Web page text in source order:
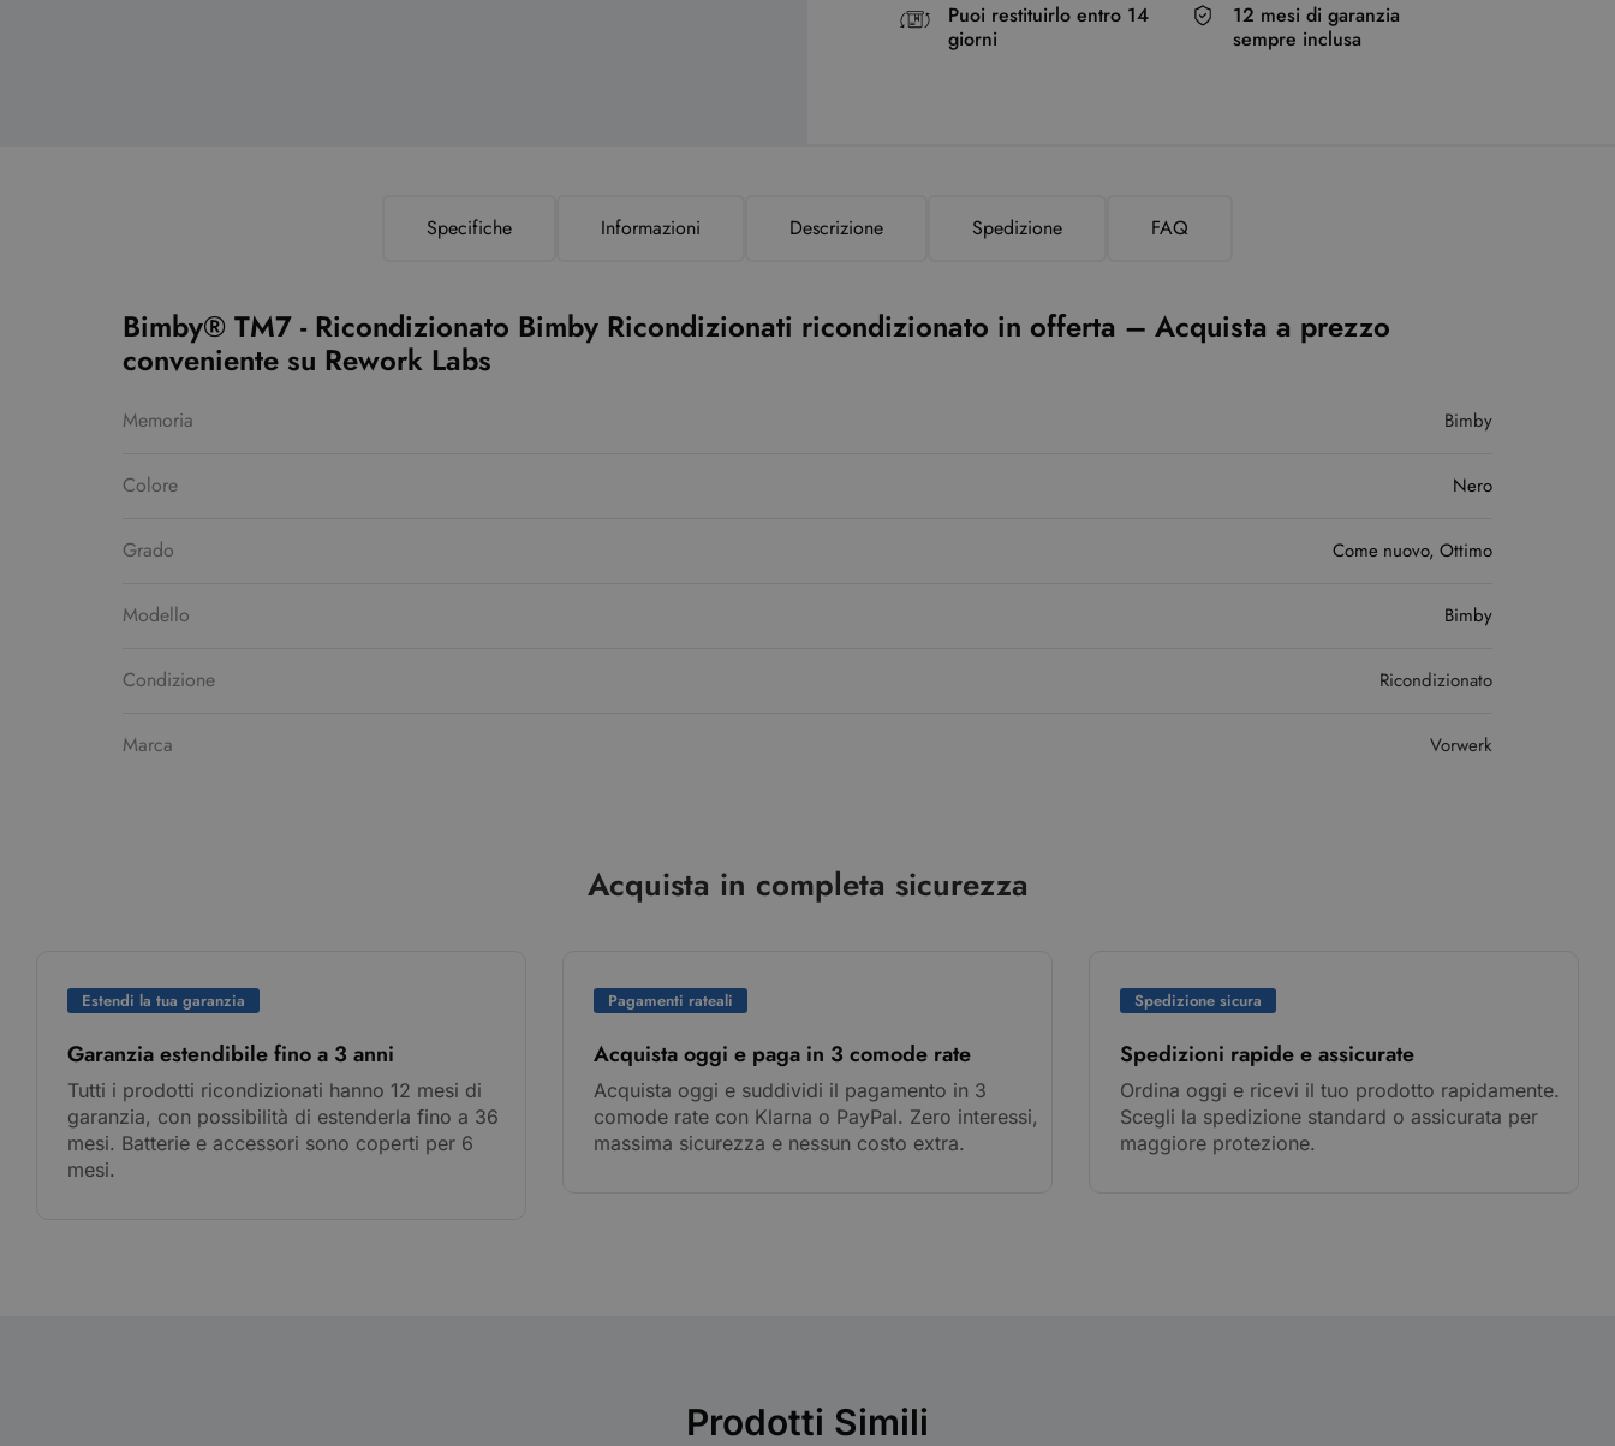
Puoi restituirlo entro 14
giorni
12 mesi di garanzia
sempre inclusa
Specifiche Informazioni Descrizione Spedizione FAQ
Bimby® TM7 - Ricondizionato Bimby Ricondizionati ricondizionato in offerta – Acquista a prezzo
conveniente su Rework Labs
Memoria Bimby
Colore Nero
Grado Come nuovo, Ottimo
Modello Bimby
Condizione Ricondizionato
Marca Vorwerk
Acquista in completa sicurezza
Estendi la tua garanzia
Garanzia estendibile fino a 3 anni
Tutti i prodotti ricondizionati hanno 12 mesi di
garanzia, con possibilità di estenderla fino a 36
mesi. Batterie e accessori sono coperti per 6
mesi.
Pagamenti rateali
Acquista oggi e paga in 3 comode rate
Acquista oggi e suddividi il pagamento in 3
comode rate con Klarna o PayPal. Zero interessi,
massima sicurezza e nessun costo extra.
Spedizione sicura
Spedizioni rapide e assicurate
Ordina oggi e ricevi il tuo prodotto rapidamente.
Scegli la spedizione standard o assicurata per
maggiore protezione.
Prodotti Simili